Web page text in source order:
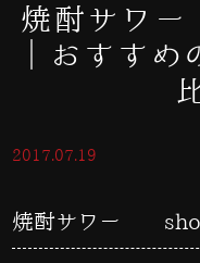
焼酎サワ
｜おすす
2017.07.19
焼酎サワー